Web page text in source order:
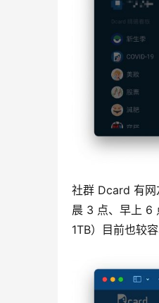
社群 Dcard 有网
晨 3 点、早上 6
1TB）目前也较